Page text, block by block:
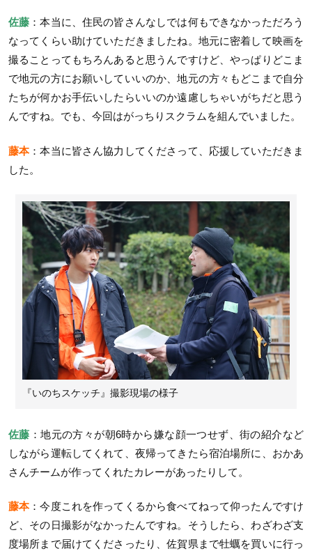
佐藤 ：本当に、住民の皆さんなしでは何もできなかっただろう
なってくらい助けていただきましたね。地元に密着して映画を
撮ることってもちろんあると思うんですけど、やっぱりどこま
で地元の方にお願いしていいのか、地元の方々もどこまで自分
たちが何かお手伝いしたらいいのか遠慮しちゃいがちだと思う
んですね。でも、今回はがっちりスクラムを組んでいました。
藤本：本当に皆さん協力してくださって、応援していただきま
した。
『いのちスケッチ』撮影現場の様子
佐藤 ：地元の方々が朝6時から嫌な顔一つせず、街の紹介など
しながら運転してくれて、夜帰ってきたら宿泊場所に、おかあ
さんチームが作ってくれたカレーがあったりして。
藤本：今度これを作ってくるから食べてねって仰ったんですけ
ど、その日撮影がなかったんですね。そうしたら、わざわざ支
度場所まで届けてくださったり、佐賀県まで牡蠣を買いに行っ